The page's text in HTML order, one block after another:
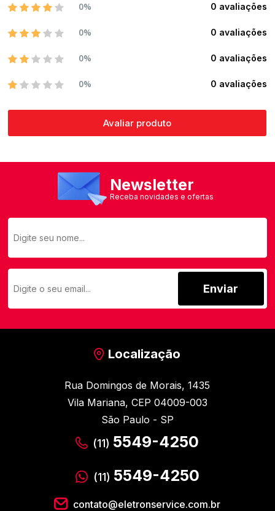
0% 0 avaliações
0% 0 avaliações
0% 0 avaliações
0% 0 avaliações
Avaliar produto
Newsletter
Receba novidades e ofertas
Enviar
Localização
Rua Domingos de Morais, 1435
Vila Mariana, CEP 04009-003
São Paulo - SP
(11) 5549-4250
(11) 5549-4250
contato@eletronservice.com.br